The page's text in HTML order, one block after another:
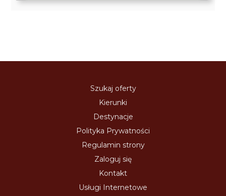
Szukaj oferty
Kierunki
Destynacje
Polityka Prywatności
Regulamin strony
Zaloguj się
Kontakt
Usługi Internetowe